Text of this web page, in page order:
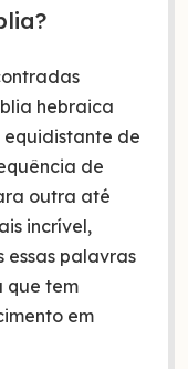
hebraica
equidistante de
de
outra até
incrível,
essas palavras
que tem
em